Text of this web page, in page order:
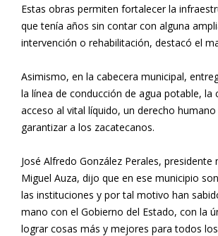
Estas obras permiten fortalecer la
que tenía años sin contar con alguna
intervención o rehabilitación, destacó el
Asimismo, en la cabecera municipal,
la línea de conducción de agua potable, la
acceso al vital líquido, un derecho
garantizar a los zacatecanos.
José Alfredo González Perales, presidente
Miguel Auza, dijo que en ese municipio
las instituciones y por tal motivo han
mano con el Gobierno del Estado, con la
lograr cosas más y mejores para todos